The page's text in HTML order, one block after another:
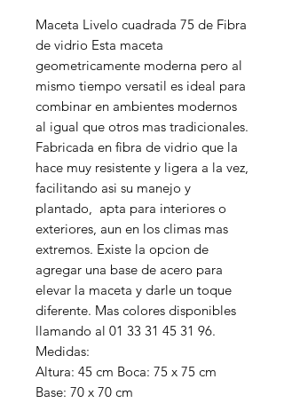
Maceta Livelo cuadrada 75 de Fibra
de vidrio Esta maceta
geometricamente moderna pero al
mismo tiempo versatil es ideal para
combinar en ambientes modernos
al igual que otros mas tradicionales.
Fabricada en fibra de vidrio que la
hace muy resistente y ligera a la vez,
facilitando asi su manejo y
plantado, apta para interiores o
exteriores, aun en los climas mas
extremos. Existe la opcion de
agregar una base de acero para
elevar la maceta y darle un toque
diferente. Mas colores disponibles
llamando al 01 33 31 45 31 96.
Medidas:
Altura: 45 cm Boca: 75 x 75 cm
Base: 70 x 70 cm